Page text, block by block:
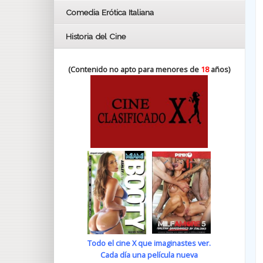
Comedia Erótica Italiana
Historia del Cine
(Contenido no apto para menores de 18años)
Todo el cine X que imaginastes ver.
Cada día una película nueva